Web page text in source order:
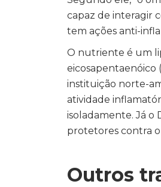
capaz de interagir
tem ações anti-
O nutriente é um
eicosapentaenóico
instituição norte-
atividade
isoladamente. Já o
protetores contra o
Outros